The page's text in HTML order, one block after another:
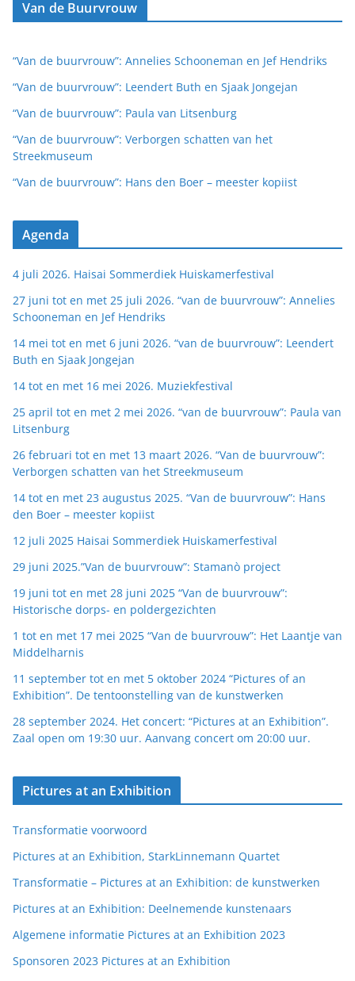
Van de Buurvrouw
“Van de buurvrouw”: Annelies Schooneman en Jef Hendriks
“Van de buurvrouw”: Leendert Buth en Sjaak Jongejan
“Van de buurvrouw”: Paula van Litsenburg
“Van de buurvrouw”: Verborgen schatten van het
Streekmuseum
“Van de buurvrouw”: Hans den Boer – meester kopiist
Agenda
4 juli 2026. Haisai Sommerdiek Huiskamerfestival
27 juni tot en met 25 juli 2026. “van de buurvrouw”: Annelies
Schooneman en Jef Hendriks
14 mei tot en met 6 juni 2026. “van de buurvrouw”: Leendert
Buth en Sjaak Jongejan
14 tot en met 16 mei 2026. Muziekfestival
25 april tot en met 2 mei 2026. “van de buurvrouw”: Paula van
Litsenburg
26 februari tot en met 13 maart 2026. “Van de buurvrouw”:
Verborgen schatten van het Streekmuseum
14 tot en met 23 augustus 2025. “Van de buurvrouw”: Hans
den Boer – meester kopiist
12 juli 2025 Haisai Sommerdiek Huiskamerfestival
29 juni 2025.”Van de buurvrouw”: Stamanò project
19 juni tot en met 28 juni 2025 “Van de buurvrouw”:
Historische dorps- en poldergezichten
1 tot en met 17 mei 2025 “Van de buurvrouw”: Het Laantje van
Middelharnis
11 september tot en met 5 oktober 2024 “Pictures of an
Exhibition”. De tentoonstelling van de kunstwerken
28 september 2024. Het concert: “Pictures at an Exhibition”.
Zaal open om 19:30 uur. Aanvang concert om 20:00 uur.
Pictures at an Exhibition
Transformatie voorwoord
Pictures at an Exhibition, StarkLinnemann Quartet
Transformatie – Pictures at an Exhibition: de kunstwerken
Pictures at an Exhibition: Deelnemende kunstenaars
Algemene informatie Pictures at an Exhibition 2023
Sponsoren 2023 Pictures at an Exhibition